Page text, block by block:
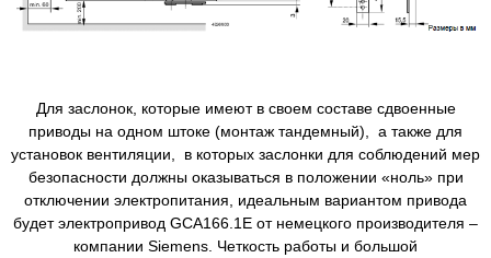
Для заслонок, которые имеют в своем составе сдвоенные
приводы на одном штоке (монтаж тандемный), а также для
установок вентиляции, в которых заслонки для соблюдений мер
безопасности должны оказываться в положении «ноль» при
отключении электропитания, идеальным вариантом привода
будет электропривод GCA166.1E от немецкого производителя –
компании Siemens. Четкость работы и большой